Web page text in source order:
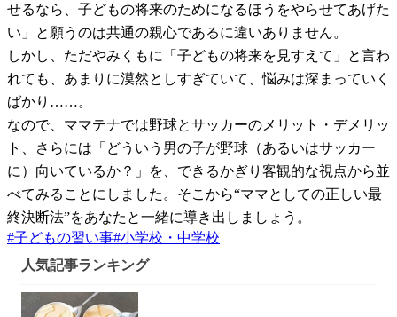
せるなら、子どもの将来のためになるほうをやらせてあげた
い」と願うのは共通の親心であるに違いありません。
しかし、ただやみくもに「子どもの将来を見すえて」と言わ
れても、あまりに漠然としすぎていて、悩みは深まっていく
ばかり……。
なので、ママテナでは野球とサッカーのメリット・デメリッ
ト、さらには「どういう男の子が野球（あるいはサッカー
に）向いているか？」を、できるかぎり客観的な視点から並
べてみることにしました。そこから“ママとしての正しい最
終決断法”をあなたと一緒に導き出しましょう。
#子どもの習い事#小学校・中学校
人気記事ランキング